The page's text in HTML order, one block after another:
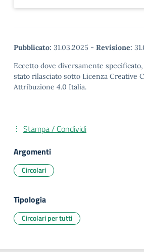
Pubblicato: 31.03.2025 - Revisione:
Eccetto dove diversamente
stato rilasciato sotto Licenza Creative
Attribuzione 4.0 Italia.
Stampa / Condividi
Argomenti
Circolari
Tipologia
Circolari per tutti